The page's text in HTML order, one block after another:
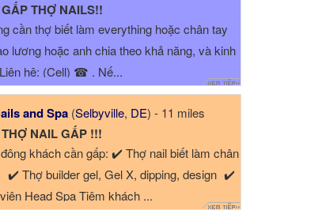
THỢ NAILS!!
cần thợ biết làm everything hoặc chân tay
lương hoặc anh chia theo khả năng, và kinh
hệ: (Cell) ☎ . Nế...
and Spa (Selbyville, DE) - 11 miles
NAIL GẤP !!!
khách cần gấp: ✔️ Thợ nail biết làm chân
✔️ Thợ builder gel, Gel X, dipping, design ✔️
Head Spa Tiệm khách ...